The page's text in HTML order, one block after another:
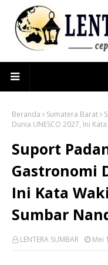
Beranda Sumatera Barat
Dunia UNESCO 2027, Ini
Suport
Gastronomi
Ini Kata
Sumbar
LENTERA SUMBAR Mei